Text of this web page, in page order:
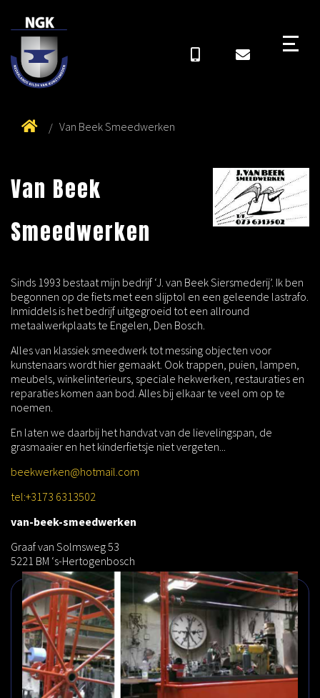
Van Beek Smeedwerken
Van Beek
Smeedwerken
Sinds 1993 bestaat mijn bedrijf ‘J. van Beek Siersmederij’. Ik ben
begonnen op de fiets met een slijptol en een geleende lastrafo.
Inmiddels is het bedrijf uitgegroeid tot een allround
metaalwerkplaats te Engelen, Den Bosch.
Alles van klassiek smeedwerk tot messing objecten voor
kunstenaars wordt hier gemaakt. Ook trappen, puien, lampen,
meubels, winkelinterieurs, speciale hekwerken, restauraties en
reparaties komen aan bod. Alles bij elkaar te veel om op te
noemen.
En laten we daarbij het handvat van de lievelingspan, de
grasmaaier en het kinderfietsje niet vergeten...
beekwerken@hotmail.com
tel:+3173 6313502
van-beek-smeedwerken
Graaf van Solmsweg 53
5221 BM ‘s-Hertogenbosch